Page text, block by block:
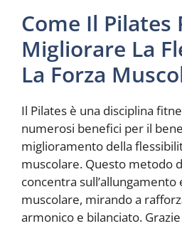
Come Il Pilates
Migliorare La
La Forza
Il Pilates è una disciplina
numerosi benefici per il
miglioramento della
muscolare. Questo metodo
concentra
muscolare, mirando a
armonico e bilanciato.